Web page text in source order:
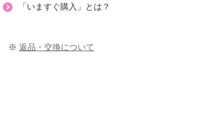
「いますぐ購入」とは？
※ 返品・交換について